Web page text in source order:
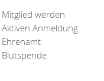
Mitglied werden
Aktiven Anmeldung
Ehrenamt
Blutspende